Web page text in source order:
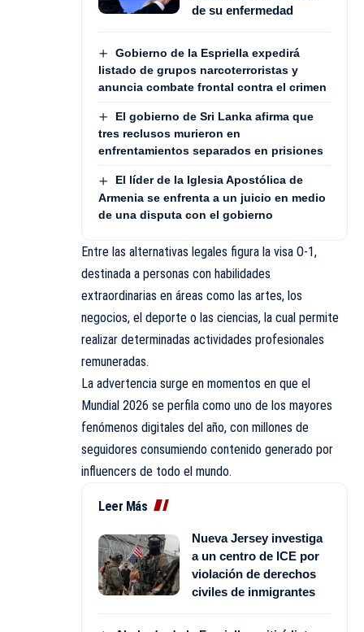
de su enfermedad
Gobierno de la Espriella expedirá
listado de grupos narcoterroristas y
anuncia combate frontal contra el crimen
El gobierno de Sri Lanka afirma que
tres reclusos murieron en
enfrentamientos separados en prisiones
El líder de la Iglesia Apostólica de
Armenia se enfrenta a un juicio en medio
de una disputa con el gobierno
Entre las alternativas legales figura la visa O-1,
destinada a personas con habilidades
extraordinarias en áreas como las artes, los
negocios, el deporte o las ciencias, la cual permite
realizar determinadas actividades profesionales
remuneradas.
La advertencia surge en momentos en que el
Mundial 2026 se perfila como uno de los mayores
fenómenos digitales del año, con millones de
seguidores consumiendo contenido generado por
influencers de todo el mundo.
Leer Más
Nueva Jersey investiga
a un centro de ICE por
violación de derechos
civiles de inmigrantes